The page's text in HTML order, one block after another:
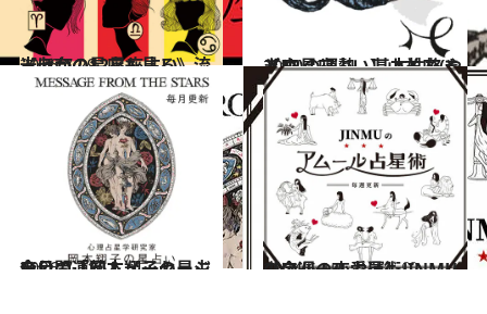
2026.7.29
《ほかの星座も見る》流光七奈の12星座占い
占い 2021.12.1
【12星座占い】山羊座(やぎ座)の運勢、基本性格まとめ
占い
2026.7.31
今月の運勢＆メッセージを公開「岡本翔子の星占い」
占い 2024.6.15
【今週の恋愛運】JINMUのアムール占星術♡
占い